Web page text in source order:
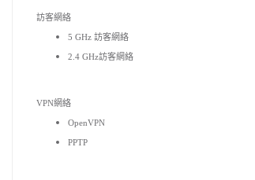
訪客網絡
5 GHz 訪客網絡
2.4 GHz訪客網絡
VPN網絡
OpenVPN
PPTP